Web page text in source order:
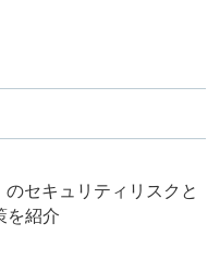
セキュリティリスクと
を紹介